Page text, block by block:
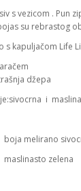
s vezicom . Pun
su rebrastog
s kapuljačom Life
džepa
i
melirano
zelena